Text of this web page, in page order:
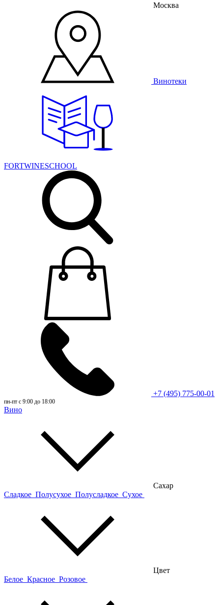
Москва
Винотеки
FORTWINESCHOOL
+7 (495) 775-00-01
пн-пт с 9:00 до 18:00
Вино
Сахар
Сладкое Полусухое Полусладкое Сухое
Цвет
Белое Красное Розовое